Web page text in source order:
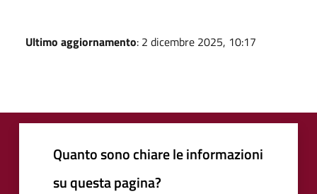
Ultimo aggiornamento: 2 dicembre 2025, 10:17
Quanto sono chiare le informazioni
su questa pagina?